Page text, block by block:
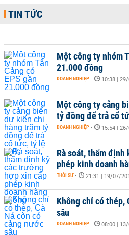
TIN TỨC
Một công ty nhóm
21.000 đồng
DOANH NGHIỆP - 10:38 |
Một công ty cảng
tỷ đồng để trả cổ
DOANH NGHIỆP - 15:54 |
Rà soát, thẩm
phép kinh doanh
THỜI SỰ - 21:31 | 19/07/
Không chỉ có thép,
sâu
DOANH NGHIỆP - 08:00 |